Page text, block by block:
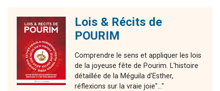
Lois & Récits de
POURIM
Comprendre le sens et appliquer les lois
de la joyeuse fête de Pourim. L'histoire
détaillée de la Méguila d'Esther,
réflexions sur la vraie joie"..."